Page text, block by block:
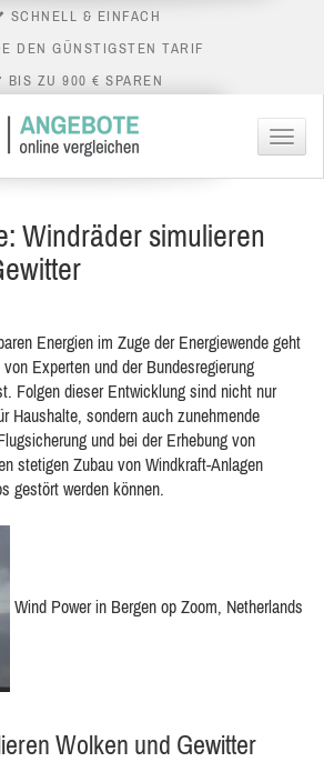
SCHNELL & EINFACH
DEN GÜNSTIGSTEN TARIF
BIS ZU 900 € SPAREN
Menü
Windräder simulieren
Energien im Zuge der Energiewende geht
Experten und der Bundesregierung
Folgen dieser Entwicklung sind nicht nur
Haushalte, sondern auch zunehmende
und bei der Erhebung von
stetigen Zubau von Windkraft-Anlagen
gestört werden können.
Wind Power in Bergen op Zoom, Netherlands
Wolken und Gewitter